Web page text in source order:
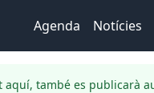
Agenda Notícies
també es publicarà